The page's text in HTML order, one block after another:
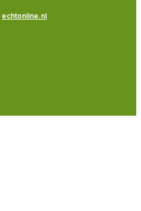
echtonline.nl